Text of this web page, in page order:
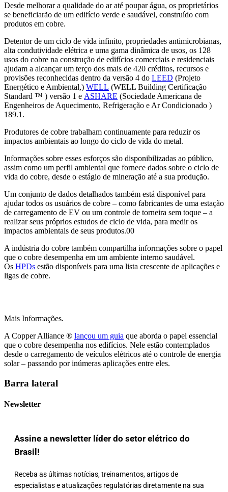
Desde melhorar a qualidade do ar até poupar água, os proprietários
se beneficiarão de um edifício verde e saudável, construído com
produtos em cobre.
Detentor de um ciclo de vida infinito, propriedades antimicrobianas,
alta condutividade elétrica e uma gama dinâmica de usos, os 128
usos do cobre na construção de edifícios comerciais e residenciais
ajudam a alcançar um terço dos mais de 420 créditos, recursos e
provisões reconhecidas dentro da versão 4 do LEED (Projeto
Energético e Ambiental,) WELL (WELL Building Certificação
Standard ™ ) versão 1 e ASHARE (Sociedade Americana de
Engenheiros de Aquecimento, Refrigeração e Ar Condicionado )
189.1.
Produtores de cobre trabalham continuamente para reduzir os
impactos ambientais ao longo do ciclo de vida do metal.
Informações sobre esses esforços são disponibilizadas ao público,
assim como um perfil ambiental que fornece dados sobre o ciclo de
vida do cobre, desde o estágio de mineração até a sua produção.
Um conjunto de dados detalhados também está disponível para
ajudar todos os usuários de cobre – como fabricantes de uma estação
de carregamento de EV ou um controle de torneira sem toque – a
realizar seus próprios estudos de ciclo de vida, para medir os
impactos ambientais de seus produtos.00
A indústria do cobre também compartilha informações sobre o papel
que o cobre desempenha em um ambiente interno saudável.
Os HPDs estão disponíveis para uma lista crescente de aplicações e
ligas de cobre.
Mais Informações.
A Copper Alliance ® lançou um guia que aborda o papel essencial
que o cobre desempenha nos edifícios. Nele estão contemplados
desde o carregamento de veículos elétricos até o controle de energia
solar – passando por inúmeras aplicações entre eles.
Barra lateral
Newsletter
Assine a newsletter líder do setor elétrico do
Brasil!
Receba as últimas notícias, treinamentos, artigos de
especialistas e atualizações regulatórias diretamente na sua